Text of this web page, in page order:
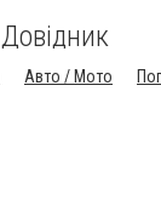
Довідник
Авто / Мото